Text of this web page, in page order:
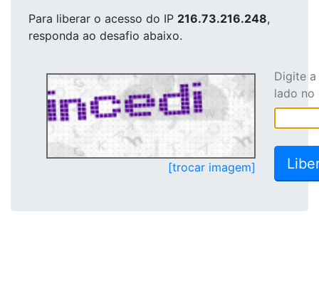
Para liberar o acesso do IP 216.73.216.248,
responda ao desafio abaixo.
[trocar imagem]
Digite
lado no